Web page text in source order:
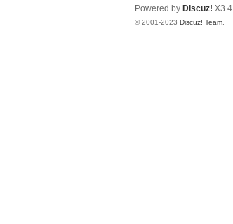
Powered by Discuz! X3.4
© 2001-2023 Discuz! Team